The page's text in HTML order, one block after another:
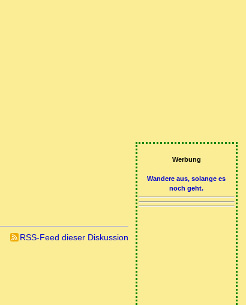
RSS-Feed dieser Diskussion
Werbung
Wandere aus, solange es
noch geht.